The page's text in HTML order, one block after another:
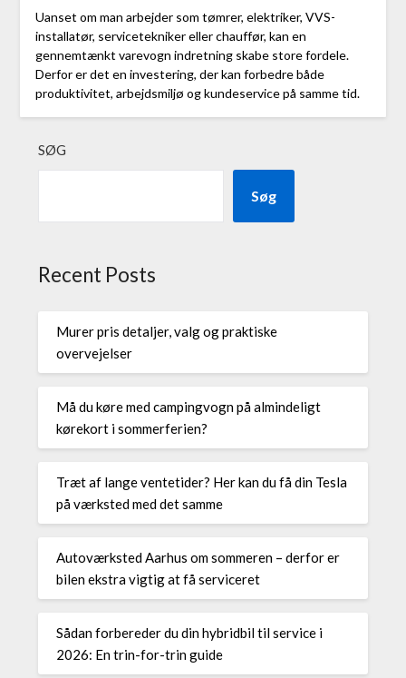
Uanset om man arbejder som tømrer, elektriker, VVS-
installatør, servicetekniker eller chauffør, kan en
gennemtænkt varevogn indretning skabe store fordele.
Derfor er det en investering, der kan forbedre både
produktivitet, arbejdsmiljø og kundeservice på samme tid.
SØG
Søg
Recent Posts
Murer pris detaljer, valg og praktiske
overvejelser
Må du køre med campingvogn på almindeligt
kørekort i sommerferien?
Træt af lange ventetider? Her kan du få din Tesla
på værksted med det samme
Autoværksted Aarhus om sommeren – derfor er
bilen ekstra vigtig at få serviceret
Sådan forbereder du din hybridbil til service i
2026: En trin-for-trin guide